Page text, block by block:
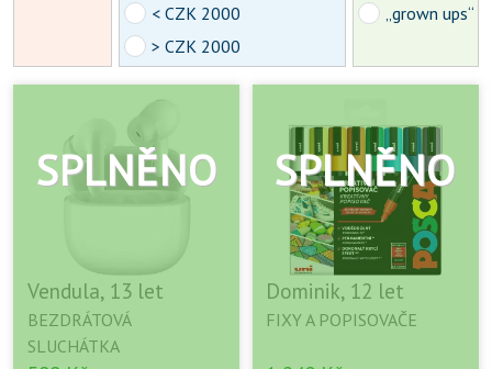
< CZK 2000
> CZK 2000
„grown ups“
Vendula, 13 let
BEZDRÁTOVÁ
SLUCHÁTKA
Dominik, 12 let
FIXY A POPISOVAČE